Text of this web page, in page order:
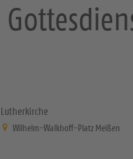
Lutherkirche
Wilhelm-Walkhoff-Platz Meißen